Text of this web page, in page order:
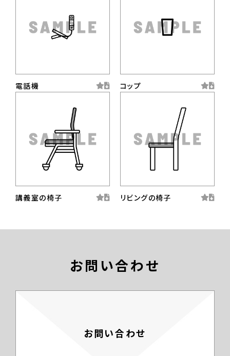
電話機 コップ
講義室の椅子 リビングの椅子
お問い合わせ
お問い合わせ